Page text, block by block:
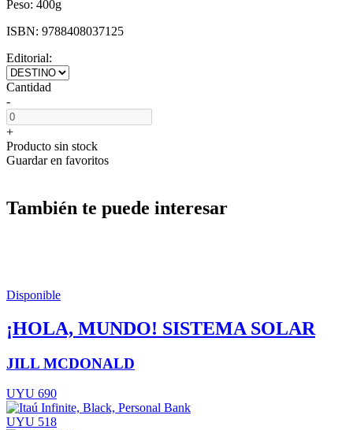
Peso: 400g
ISBN: 9788408037125
Editorial:
Cantidad
-
+
Producto sin stock
Guardar en favoritos
También te puede interesar
Disponible
¡HOLA, MUNDO! SISTEMA SOLAR
JILL MCDONALD
UYU 690
UYU 518